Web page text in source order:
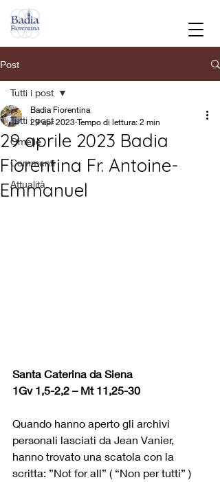
Post
Tutti i post
Omelie
Commenti
Attualità
Tutti i post
29 aprile 2023 Badia
Fiorentina Fr. Antoine-
Emmanuel
Badia Fiorentina
29 apr 2023 Tempo di lettura: 2 min
Santa Caterina da Siena
1Gv 1,5-2,2 – Mt 11,25-30
Quando hanno aperto gli archivi
personali lasciati da Jean Vanier,
hanno trovato una scatola con la
scritta: ”Not for all” ( “Non per tutti” )